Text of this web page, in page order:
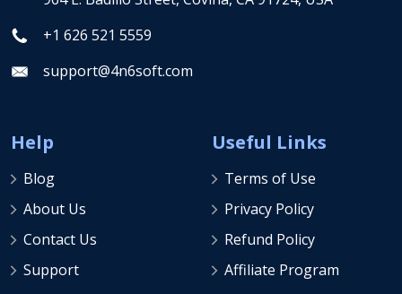
+1 626 521 5559
support@4n6soft.com
Help
Blog
About Us
Contact Us
Support
Useful Links
Terms of Use
Privacy Policy
Refund Policy
Affiliate Program